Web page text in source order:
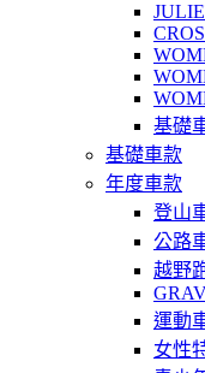
基礎
基礎車款
年度車款
登山
公路
越野
運動
女性